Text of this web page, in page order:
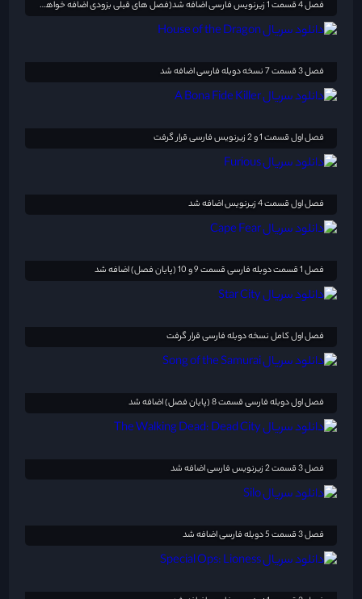
فصل 4 قسمت 1 زیرنویس فارسی اضافه شد(فصل های قبلی بزودی اضافه خواهد شد)
فصل 3 قسمت 7 نسخه دوبله فارسی اضافه شد
فصل اول قسمت 1 و 2 زیرنویس فارسی قرار گرفت
فصل اول قسمت 4 زیرنویس اضافه شد
فصل 1 قسمت دوبله فارسی قسمت 9 و 10 (پایان فصل) اضافه شد
فصل اول کامل نسخه دوبله فارسی قرار گرفت
فصل اول دوبله فارسی قسمت 8 (پایان فصل) اضافه شد
فصل 3 قسمت 2 زیرنویس فارسی اضافه شد
فصل 3 قسمت 5 دوبله فارسی اضافه شد